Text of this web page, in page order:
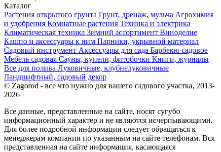
Каталог
Растения открытого грунта Грунт, дренаж, мульча Агрохимия
и удобрения Комнатные растения Техника и электрика
Климатическая техника Зимний ассортимент Виноделие
Кашпо и аксессуары к ним Парники, укрывной материал
Садовый инструмент Аксессуары для сада Барбекю садовое
Мебель садовая Сауны, купели, фитобочки Книги, журналы
Все для полива Луковичные, клубнелуковичные
Ландшафтный, садовый декор
© Zagorod - все что нужно для вашего садового участка, 2013-
2026
Все данные, представленные на сайте, носят сугубо
информационный характер и не являются исчерпывающими.
Для более подробной информации следует обращаться к
менеджерам компании по указанным на сайте телефонам. Вся
представленная на сайте информация, касающаяся